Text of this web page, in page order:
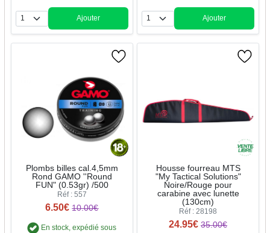
Quantité
Ajouter
Quantité
Ajouter
Plombs billes cal.4,5mm
Rond GAMO ''Round
FUN" (0.53gr) /500
Réf : 557
6.50€ 10.00€
En stock, expédié sous
Housse fourreau MTS
"My Tactical Solutions"
Noire/Rouge pour
carabine avec lunette
(130cm)
Réf : 28198
24.95€ 35.00€